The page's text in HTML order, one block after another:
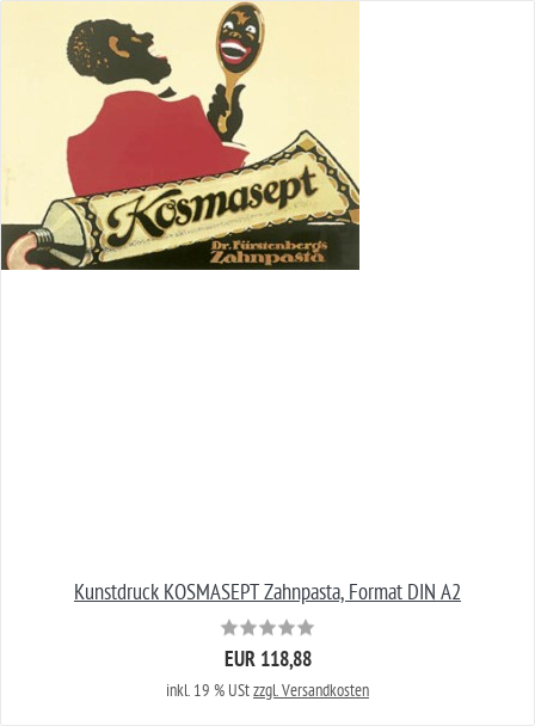
Kunstdruck KOSMASEPT Zahnpasta, Format DIN A2
EUR 118,88
inkl. 19 % UStzzgl. Versandkosten